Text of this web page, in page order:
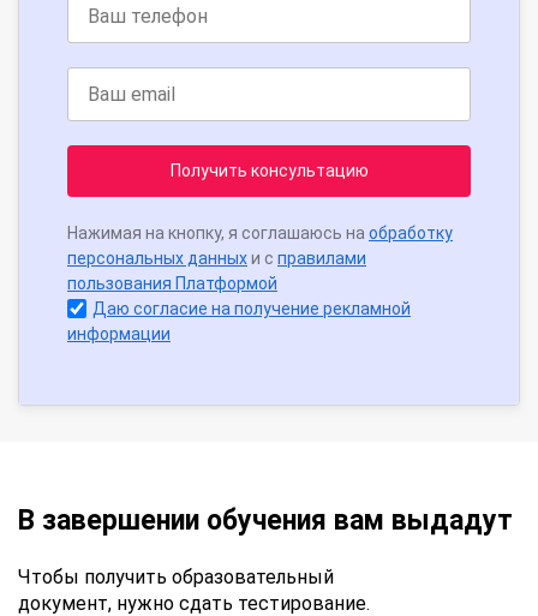
Получить консультацию
Нажимая на кнопку, я соглашаюсь на обработку
персональных данныхи с правилами
пользования Платформой
Даю согласие на получение рекламной
информации
В завершении обучения вам выдадут
Чтобы получить образовательный
документ, нужно сдать тестирование.